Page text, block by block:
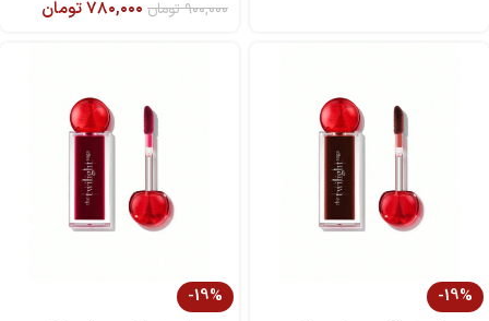
۹۰۰,۰۰۰تومان ۷۸۰,۰۰۰تومان
-19%
-19%